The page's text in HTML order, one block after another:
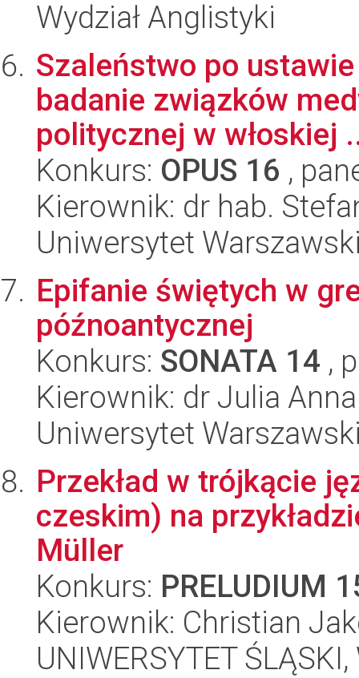
Wydział Anglistyki
Szaleństwo po
badanie związków
politycznej w włoskiej
Konkurs: OPUS 16 ,
Kierownik: dr hab.
Uniwersytet
Epifanie świętych w
późnoantycznej
Konkurs: SONATA 14 ,
Kierownik: dr Julia
Uniwersytet
Przekład w trójkącie
czeskim) na
Müller
Konkurs: PRELUDIUM
Kierownik: Christian
UNIWERSYTET